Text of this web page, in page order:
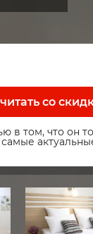
со
в том, что он